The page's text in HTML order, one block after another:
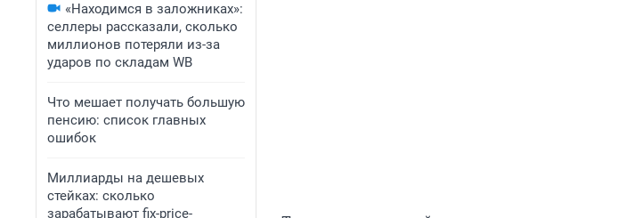
«Находимся в заложниках»:
селлеры рассказали, сколько
миллионов потеряли из-за
ударов по складам WB
Что мешает получать большую
пенсию: список главных
ошибок
Миллиарды на дешевых
стейках: сколько
зарабатывают fix-price-